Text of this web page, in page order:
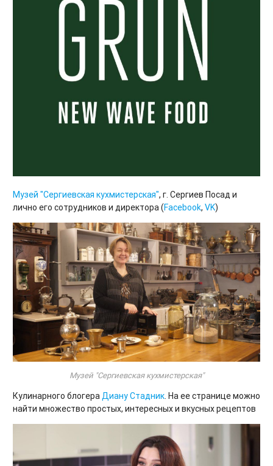
Музей "Сергиевская кухмистерская", г. Сергиев Посад и
лично его сотрудников и директора (Facebook, VK)
Музей "Сергиевская кухмистерская"
Кулинарного блогераДиану Стадник. На ее странице можно
найти множество простых, интересных и вкусных рецептов